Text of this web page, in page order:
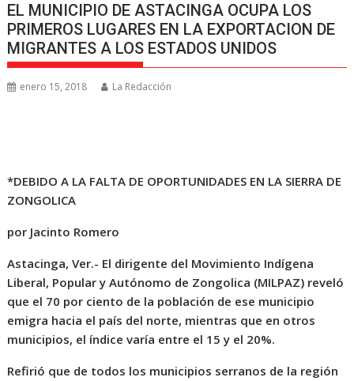
EL MUNICIPIO DE ASTACINGA OCUPA LOS
PRIMEROS LUGARES EN LA EXPORTACION DE
MIGRANTES A LOS ESTADOS UNIDOS
enero 15, 2018 La Redacción
*DEBIDO A LA FALTA DE OPORTUNIDADES EN LA SIERRA DE
ZONGOLICA
por Jacinto Romero
Astacinga, Ver.- El dirigente del Movimiento Indígena
Liberal, Popular y Autónomo de Zongolica (MILPAZ) reveló
que el 70 por ciento de la población de ese municipio
emigra hacia el país del norte, mientras que en otros
municipios, el índice varía entre el 15 y el 20%.
Refirió que de todos los municipios serranos de la región